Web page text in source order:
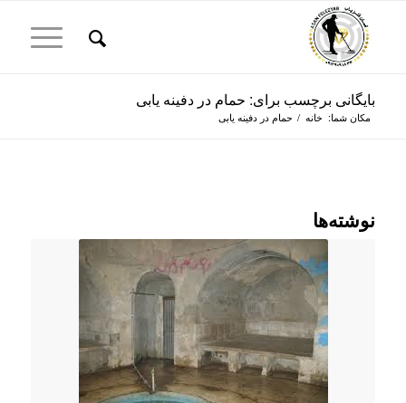
بایگانی برچسب برای: حمام در دفینه یابی
مکان شما: خانه / حمام در دفینه یابی
نوشته‌ها